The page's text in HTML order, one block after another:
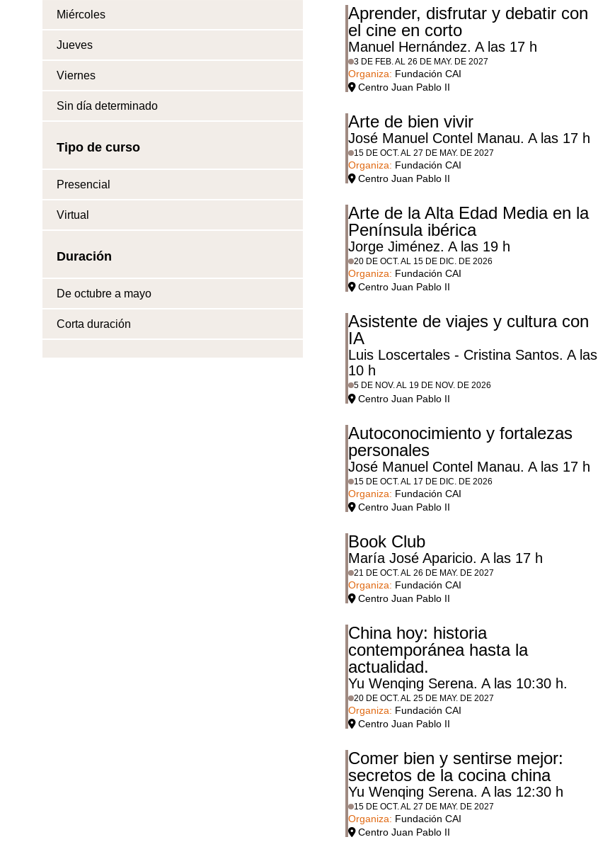
Miércoles
Jueves
Viernes
Sin día determinado
Tipo de curso
Presencial
Virtual
Duración
De octubre a mayo
Corta duración
Aprender, disfrutar y debatir con
el cine en corto
Manuel Hernández. A las 17 h
3 DE FEB. AL 26 DE MAY. DE 2027
Organiza: Fundación CAI
Centro Juan Pablo II
Arte de bien vivir
José Manuel Contel Manau. A las 17 h
15 DE OCT. AL 27 DE MAY. DE 2027
Organiza: Fundación CAI
Centro Juan Pablo II
Arte de la Alta Edad Media en la
Península ibérica
Jorge Jiménez. A las 19 h
20 DE OCT. AL 15 DE DIC. DE 2026
Organiza: Fundación CAI
Centro Juan Pablo II
Asistente de viajes y cultura con
IA
Luis Loscertales - Cristina Santos. A las
10 h
5 DE NOV. AL 19 DE NOV. DE 2026
Centro Juan Pablo II
Autoconocimiento y fortalezas
personales
José Manuel Contel Manau. A las 17 h
15 DE OCT. AL 17 DE DIC. DE 2026
Organiza: Fundación CAI
Centro Juan Pablo II
Book Club
María José Aparicio. A las 17 h
21 DE OCT. AL 26 DE MAY. DE 2027
Organiza: Fundación CAI
Centro Juan Pablo II
China hoy: historia
contemporánea hasta la
actualidad.
Yu Wenqing Serena. A las 10:30 h.
20 DE OCT. AL 25 DE MAY. DE 2027
Organiza: Fundación CAI
Centro Juan Pablo II
Comer bien y sentirse mejor:
secretos de la cocina china
Yu Wenqing Serena. A las 12:30 h
15 DE OCT. AL 27 DE MAY. DE 2027
Organiza: Fundación CAI
Centro Juan Pablo II